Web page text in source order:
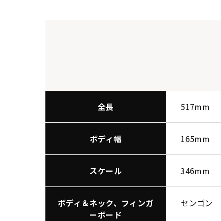
全長 517mm
ボディ幅 165mm
スケール 346mm
ボディ＆ネック、フィンガ
ーボード
センゴン